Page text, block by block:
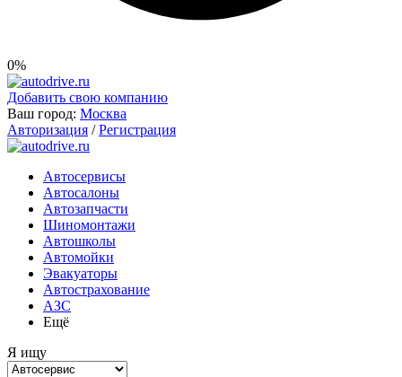
0%
Добавить свою компанию
Ваш город: Москва
Авторизация / Регистрация
Автосервисы
Автосалоны
Автозапчасти
Шиномонтажи
Автошколы
Автомойки
Эвакуаторы
Автострахование
АЗС
Ещё
Я ищу